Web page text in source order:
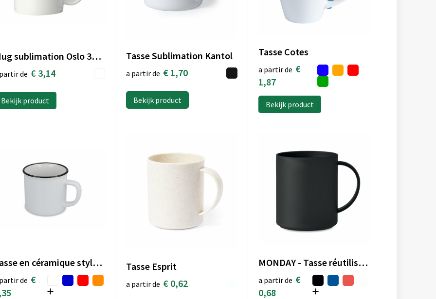
Mug sublimation Oslo 300ml Premium
de € 3,14
Bekijk product
Tasse Sublimation Kantol
a partir de € 1,70
Bekijk product
Tasse Cotes
a partir de €
1,87
Bekijk product
Tasse en céramique style émail 280ml
de €
Tasse Esprit
a partir de € 0,62
MONDAY - Tasse réutilisable 300 ml
a partir de €
0,68